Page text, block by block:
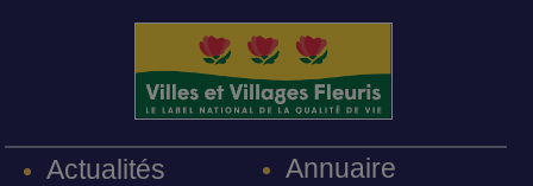
Actualités
Annuaire